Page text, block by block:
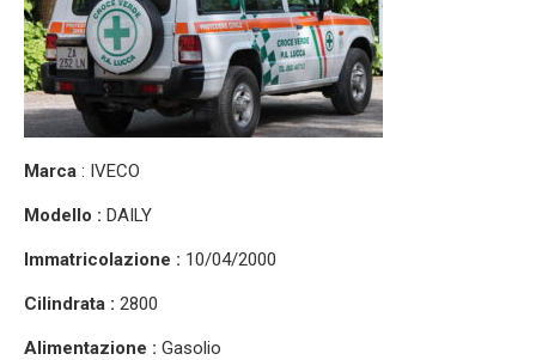
Marca : IVECO
Modello : DAILY
Immatricolazione : 10/04/2000
Cilindrata : 2800
Alimentazione : Gasolio